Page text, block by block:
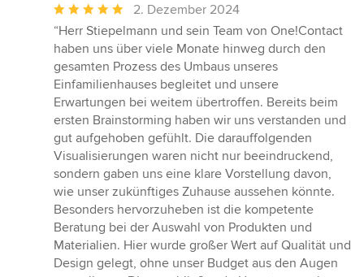
Durchschnittliche
Bewertung:
5
von
5
Sternen
2. Dezember 2024
“Herr Stiepelmann und sein Team von One!Contact
haben uns über viele Monate hinweg durch den
gesamten Prozess des Umbaus unseres
Einfamilienhauses begleitet und unsere
Erwartungen bei weitem übertroffen. Bereits beim
ersten Brainstorming haben wir uns verstanden und
gut aufgehoben gefühlt. Die darauffolgenden
Visualisierungen waren nicht nur beeindruckend,
sondern gaben uns eine klare Vorstellung davon,
wie unser zukünftiges Zuhause aussehen könnte.
Besonders hervorzuheben ist die kompetente
Beratung bei der Auswahl von Produkten und
Materialien. Hier wurde großer Wert auf Qualität und
Design gelegt, ohne unser Budget aus den Augen